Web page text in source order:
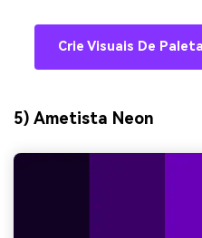
Crie Visuais De
5) Ametista Neon